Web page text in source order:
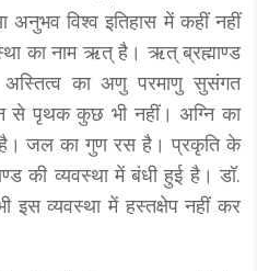
विश्व इतिहास में कहीं नहीं
का नाम ऋत् है। ऋत् ब्रह्माण्ड
का अणु परमाणु सुसंगत
से पृथक कुछ भी नहीं। अग्नि का
है। जल का गुण रस है। प्रकृति के
की व्यवस्था में बंधी हुई है। डॉ.
इस व्यवस्था में हस्तक्षेप नहीं कर